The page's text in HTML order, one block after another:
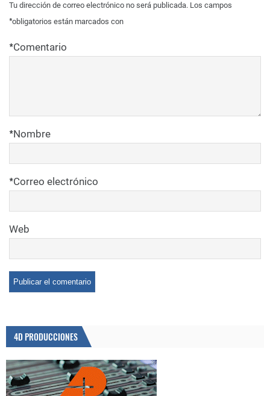
Tu dirección de correo electrónico no será publicada. Los campos
obligatorios están marcados con
*
Comentario
*
Nombre
*
Correo electrónico
*
Web
4D PRODUCCIONES